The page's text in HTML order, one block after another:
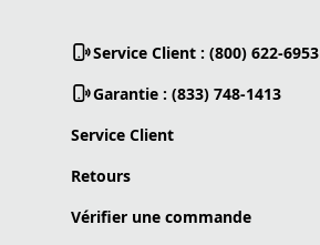
Service Client : (800) 622-6953
Garantie : (833) 748-1413
Service Client
Retours
Vérifier une commande